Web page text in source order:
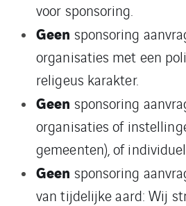
voor sponsoring.
Geen sponsoring
organisaties met een
religeus karakter.
Geen sponsoring
organisaties of
gemeenten), of
Geen sponsoring
van tijdelijke aard: Wij